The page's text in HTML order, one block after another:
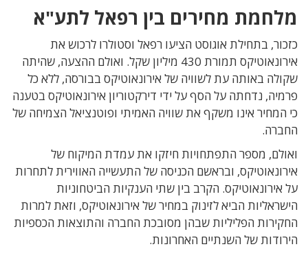
מלחמת מחירים בין רפאל לתע"א
כזכור, בתחילת אוגוסט הציעו רפאל וסטולרו לרכוש את
אירונאוטיקס תמורת 430 מיליון שקל. ואולם ההצעה, שהיתה
שקולה באותה עת לשוויה של אירונאוטיקס בבורסה, ללא כל
פרמיה, נדחתה על הסף על ידי דירקטוריון אירונאוטיקס בטענה
כי המחיר אינו משקף את שוויה האמיתי ופוטנציאל הצמיחה של
החברה.
ואולם, מספר התפתחויות חיזקו את עמדת המיקוח של
אירונאוטיקס, ובראשם הכניסה של התעשייה האווירית לתחרות
על אירונאוטיקס. הקרב בין שתי הענקיות הביטחוניות
הישראליות הביא לזינוק במחיר של אירונאוטיקס, וזאת למרות
החקירות הפליליות שבהן מסובכת החברה והתוצאות הכספיות
הירודות של השנתיים האחרונות.